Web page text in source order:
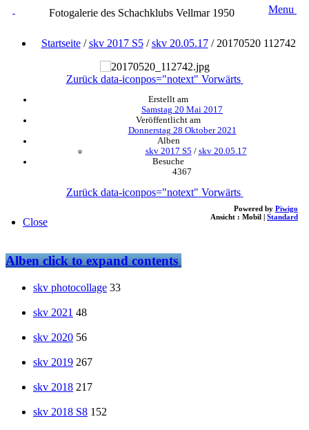
Fotogalerie des Schachklubs Vellmar 1950 Menu
Startseite/skv 2017 S5/skv 20.05.17/ 20170520 112742
Zurück data-iconpos="notext" Vorwärts
Erstellt am
Samstag 20 Mai 2017
Veröffentlicht am
Donnerstag 28 Oktober 2021
Alben
skv 2017 S5 / skv 20.05.17
Besuche
4367
Zurück data-iconpos="notext" Vorwärts
Powered by Piwigo
Ansicht : Mobil | Standard
Close
Albenclick to expand contents
skv photocollage 33
skv 2021 48
skv 2020 56
skv 2019 267
skv 2018 217
skv 2018 S8 152